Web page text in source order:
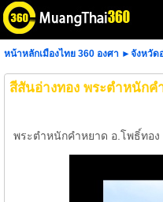
หน้าหลักเมืองไทย 360 องศา ►จังหวัด
สีสันอ่างทอง พระตำหนักค
พระตำหนักคำหยาด อ.โพธิ์ทอง